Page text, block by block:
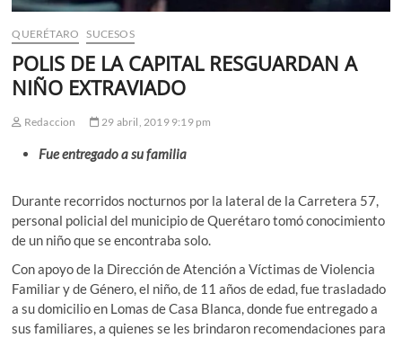
QUERÉTARO SUCESOS
POLIS DE LA CAPITAL RESGUARDAN A
NIÑO EXTRAVIADO
Redaccion 29 abril, 2019 9:19 pm
Fue entregado a su familia
Durante recorridos nocturnos por la lateral de la Carretera 57,
personal policial del municipio de Querétaro tomó conocimiento
de un niño que se encontraba solo.
Con apoyo de la Dirección de Atención a Víctimas de Violencia
Familiar y de Género, el niño, de 11 años de edad, fue trasladado
a su domicilio en Lomas de Casa Blanca, donde fue entregado a
sus familiares, a quienes se les brindaron recomendaciones para